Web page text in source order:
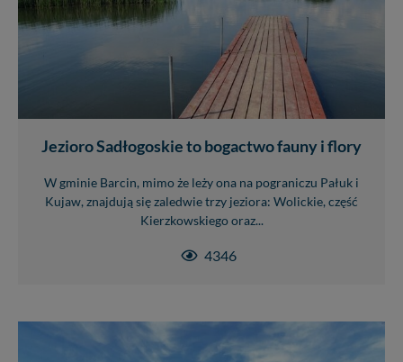
Jezioro Sadłogoskie to bogactwo fauny i flory
W gminie Barcin, mimo że leży ona na pograniczu Pałuk i
Kujaw, znajdują się zaledwie trzy jeziora: Wolickie, część
Kierzkowskiego oraz...
4346
tych plików - w pewnych przypadkach nie możemy tego
zrobić za Ciebie.
Dziękujemy.
Pojezierze Gnieźnieńskie - odkrywaj i wypoczywaj...
Pojezierze Gnieźnieńskie - na weekend, wycieczkę,